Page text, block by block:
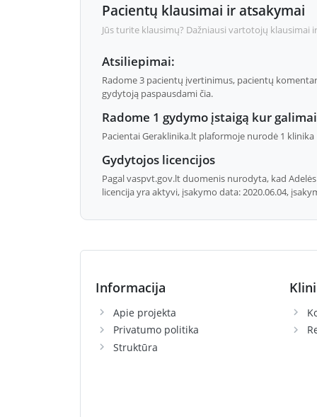
Pacientų klausimai ir atsakymai
Jūs turite klausimų? Dažniausi vartotojų klausimai
Atsiliepimai:
Radome 3 pacientų įvertinimus, pacientų
gydytoją paspausdami čia.
Radome 1 gydymo įstaigą kur
Pacientai Geraklinika.lt plaformoje nurodė 1
Gydytojos licencijos
Pagal vaspvt.gov.lt duomenis nurodyta, kad
licencija yra aktyvi, įsakymo data: 2020.06.04,
Informacija
Apie projekta
Privatumo politika
Struktūra